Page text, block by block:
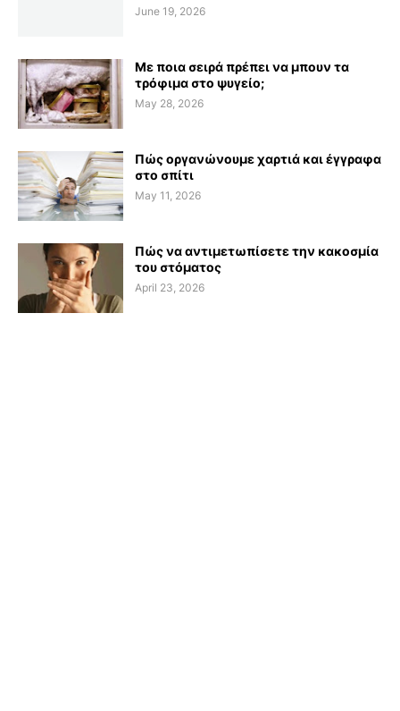
June 19, 2026
Με ποια σειρά πρέπει να μπουν τα
τρόφιμα στο ψυγείο;
May 28, 2026
Πώς οργανώνουμε χαρτιά και έγγραφα
στο σπίτι
May 11, 2026
Πώς να αντιμετωπίσετε την κακοσμία
του στόματος
April 23, 2026